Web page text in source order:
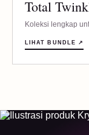
Total
Koleksi lengkap
LIHAT BUNDLE ↗